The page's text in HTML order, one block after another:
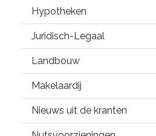
Hypotheken
Juridisch-Legaal
Landbouw
Makelaardij
Nieuws uit de kranten